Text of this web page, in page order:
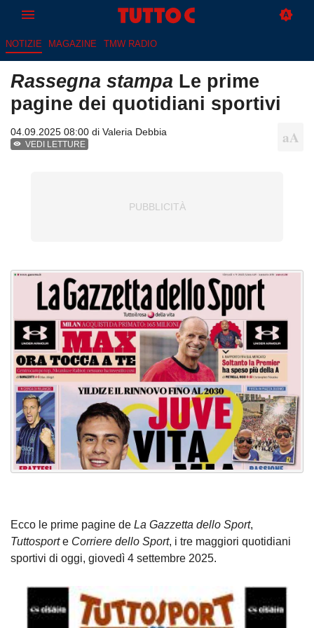
NOTIZIE MAGAZINE TMW RADIO
Rassegna stampa Le prime
pagine dei quotidiani sportivi
04.09.2025 08:00 di Valeria Debbia
VEDI LETTURE
Ecco le prime pagine de La Gazzetta dello Sport,
Tuttosporte Corriere dello Sport, i tre maggiori quotidiani
sportivi di oggi, giovedì 4 settembre 2025.